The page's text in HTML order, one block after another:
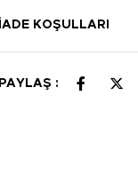
İADE KOŞULLARI
PAYLAŞ :